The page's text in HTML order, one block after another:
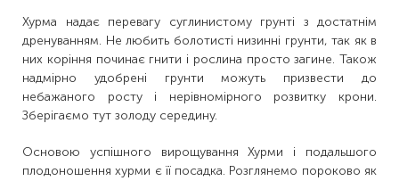
Хурма надає перевагу суглинистому грунті з достатнім
дренуванням. Не любить болотисті низинні грунти, так як в
них коріння починає гнити і рослина просто загине. Також
надмірно удобрені грунти можуть призвести до
небажаного росту і нерівномірного розвитку крони.
Зберігаємо тут золоду середину.
Основою успішного вирощування Хурми і подальшого
плодоношення хурми є її посадка. Розглянемо пороково як